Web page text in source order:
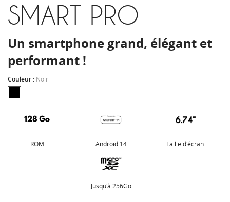
SMART PRO
Un smartphone grand, élégant et
performant !
Couleur : Noir
ROM Android 14 Taille d'écran
Jusqu'à 256Go